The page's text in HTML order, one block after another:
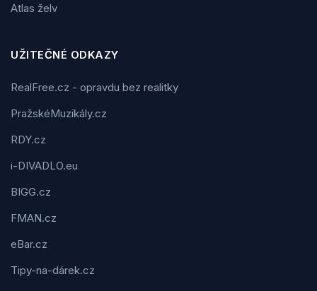
Atlas želv
UŽITEČNÉ ODKAZY
RealFree.cz - opravdu bez realitky
PražskéMuzikály.cz
RDY.cz
i-DIVADLO.eu
BIGG.cz
FMAN.cz
eBar.cz
Tipy-na-dárek.cz